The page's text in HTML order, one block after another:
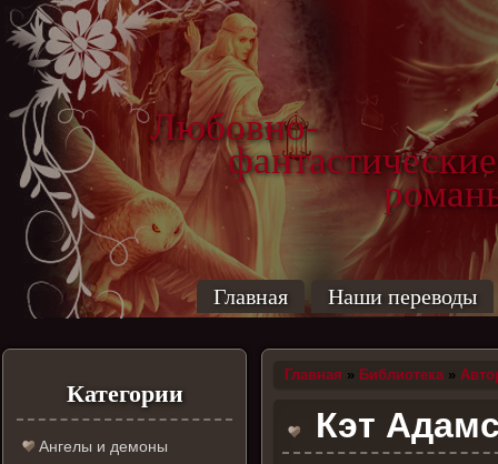
Любовно-
фантастические
Главная Наши переводы
Категории
Ангелы и демоны
Главная » Библиотека»
Кэт